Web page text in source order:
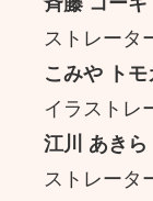
ストレータ
こみや トモ
イラストレ
江川 あきら
ストレータ